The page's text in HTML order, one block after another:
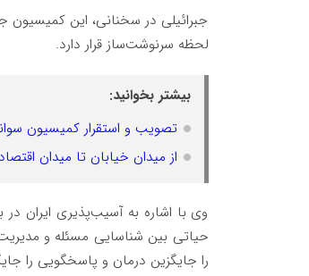
جبرائیلی در سخنانی، این کمیسیون
لحظه سرنوشت‌ساز قرار دارد.
بیشتر بخوانید:
تصویب و استقرار کمیسیون
از میدان خیابان تا میدان
وی با اشاره به آسیب‌پذیری ایران در
حیاتی بین شناسایی مسئله و
را جایگزین درمان و پاسخگویی را